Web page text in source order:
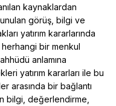
kaynaklardan
görüş, bilgi ve
yatırım kararlarında
herhangi bir menkul
anlamına
yatırım kararları ile bu
arasında bir bağlantı
bilgi, değerlendirme,